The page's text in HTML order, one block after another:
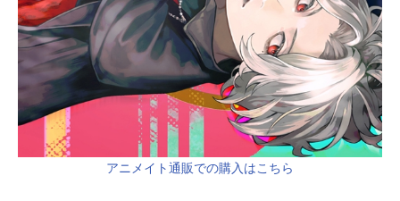
アニメイト通販での購入はこちら